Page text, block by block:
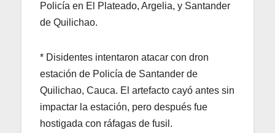
Policía en El Plateado, Argelia, y Santander
de Quilichao.
* Disidentes intentaron atacar con dron
estación de Policía de Santander de
Quilichao, Cauca. El artefacto cayó antes sin
impactar la estación, pero después fue
hostigada con ráfagas de fusil.